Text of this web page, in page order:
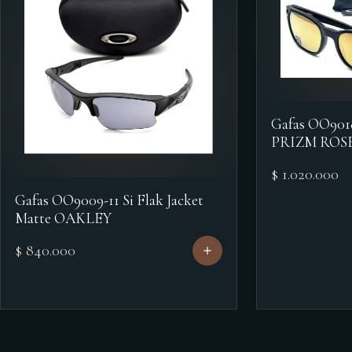
Gafas OO9009-11 Si Flak Jacket
Matte OAKLEY
$ 840.000
Gafas
PRIZM
$ 1.020.000